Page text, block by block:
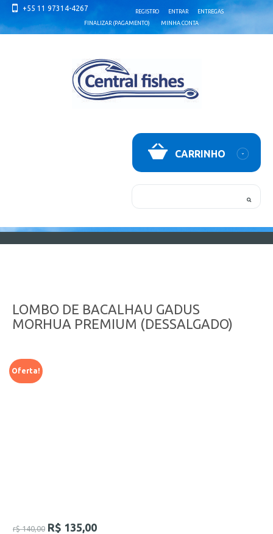
+55 11 97314-4267 REGISTRO ENTRAR
ENTREGAS
FINALIZAR (PAGAMENTO)
MINHA CONTA
CARRINHO
LOMBO DE BACALHAU GADUS
MORHUA PREMIUM (DESSALGADO)
Oferta!
r$140,00 R$ 135,00